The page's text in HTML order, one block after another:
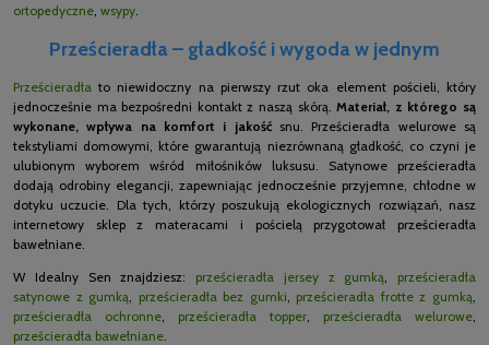
ortopedyczne wsypy
Prześcieradła – gładkość i wygoda w jednym
Prześcieradła to niewidoczny na pierwszy rzut oka element pościeli, który
jednocześnie ma bezpośredni kontakt z naszą skórą.Materiał, z którego są
wykonane, wpływa na komfort i jakośćsnu. Prześcieradła welurowe są
tekstyliami domowymi, które gwarantują niezrównaną gładkość, co czyni je
ulubionym wyborem wśród miłośników luksusu. Satynowe prześcieradła
dodają odrobiny elegancji, zapewniając jednocześnie przyjemne, chłodne w
dotyku uczucie. Dla tych, którzy poszukują ekologicznych rozwiązań, nasz
internetowy sklep z materacami i pościelą przygotował prześcieradła
bawełniane.
W Idealny Sen znajdziesz: prześcieradła jersey z gumką
prześcieradła
satynowe z gumką
prześcieradła bez gumki prześcieradła frotte z gumką
prześcieradła ochronne
prześcieradła topper prześcieradła welurowe
prześcieradła bawełniane